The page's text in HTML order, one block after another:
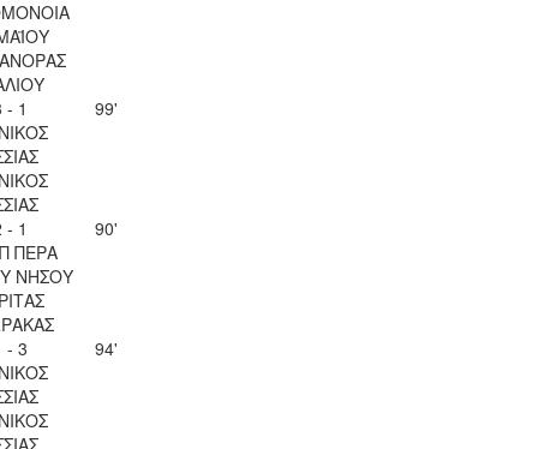
- 1
99'
- 1
ΠΕΡΑ
ΝΗΣΟΥ
90'
- 3
94'